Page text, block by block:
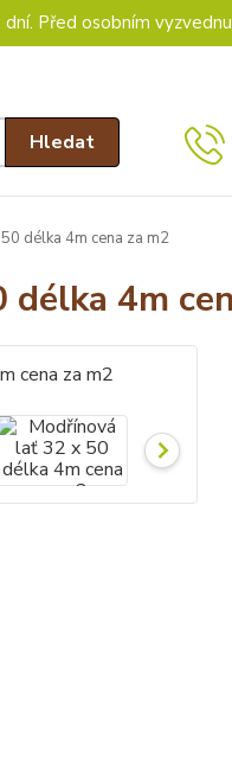
Před osobním
Hledat
délka 4m cena za m2
4m